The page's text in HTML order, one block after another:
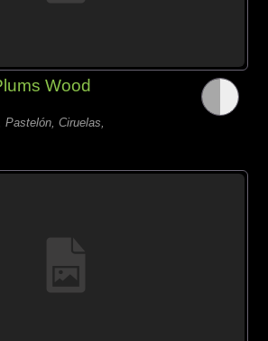
Wood
Pastelón, Ciruelas,